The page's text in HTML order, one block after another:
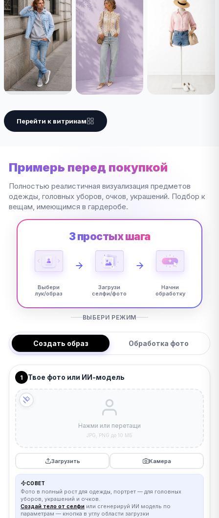
Перейти к витринам
Примерь перед покупкой
Полностью реалистичная визуализация предметов
одежды, головных уборов, очков, украшений. Подбор к
вещам, имеющимся в гардеробе.
3 простых шага
Выбери
лук/образ
Загрузи
селфи/фото
Начни
обработку
ВЫБЕРИ РЕЖИМ
Создать образ Обработка фото
1 Твое фото или ИИ-модель
Нажми или перетащи
JPG, PNG до 10 МБ
Загрузить Камера
СОВЕТ
Фото в полный рост для одежды, портрет — для головных
уборов, украшений и очков.
Создай тело от селфи или сгенерируй ИИ модель по
параметрам — кнопка в углу области загрузки